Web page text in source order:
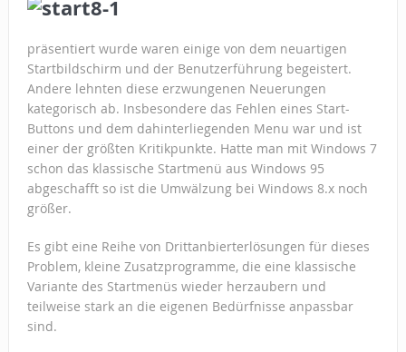
präsentiert wurde waren einige von dem neuartigen
Startbildschirm und der Benutzerführung begeistert.
Andere lehnten diese erzwungenen Neuerungen
kategorisch ab. Insbesondere das Fehlen eines Start-
Buttons und dem dahinterliegenden Menu war und ist
einer der größten Kritikpunkte. Hatte man mit Windows 7
schon das klassische Startmenü aus Windows 95
abgeschafft so ist die Umwälzung bei Windows 8.x noch
größer.
Es gibt eine Reihe von Drittanbierterlösungen für dieses
Problem, kleine Zusatzprogramme, die eine klassische
Variante des Startmenüs wieder herzaubern und
teilweise stark an die eigenen Bedürfnisse anpassbar
sind.